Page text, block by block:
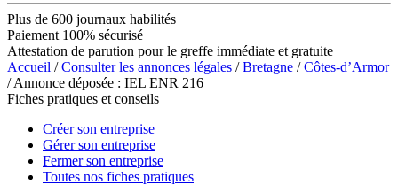
Plus de 600 journaux habilités
Paiement 100% sécurisé
Attestation de parution pour le greffe immédiate et gratuite
Accueil /Consulter les annonces légales /Bretagne /Côtes-d’Armor
/ Annonce déposée : IEL ENR 216
Fiches pratiques et conseils
Créer son entreprise
Gérer son entreprise
Fermer son entreprise
Toutes nos fiches pratiques